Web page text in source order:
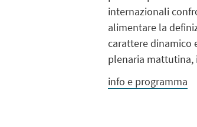
internazionali
alimentare la
carattere dinamico
plenaria mattutina,
info e programma